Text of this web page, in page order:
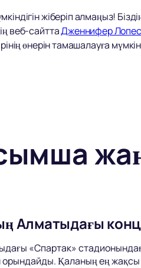
жіберіп алмаңыз!
веб-сайттаДженнифер
өнерін тамашалауға
Алматыдағы
«Спартак»
орындайды. Қаланың ең жақсы